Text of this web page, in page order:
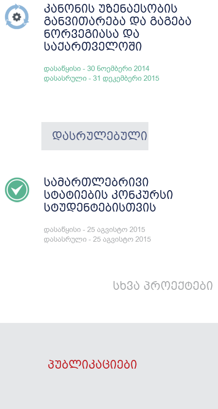
კანონის უზენაესობის
განვითარება და გაგება
ნორვეგიასა და
საქართველოში
დასაწყისი - 30 ნოემბერი 2014
დასასრული - 31 დეკემბერი 2015
ᲓᲐᲡᲠᲣᲚᲔᲑᲣᲚᲘ
სამართლებრივი
სტატიების კონკურსი
სტუდენტებისთვის
დასაწყისი - 25 აგვისტო 2015
დასასრული - 25 აგვისტო 2015
ᲡᲮᲕᲐ ᲞᲠᲝᲔᲥᲢᲔᲑᲘ
პუბლიკაციები